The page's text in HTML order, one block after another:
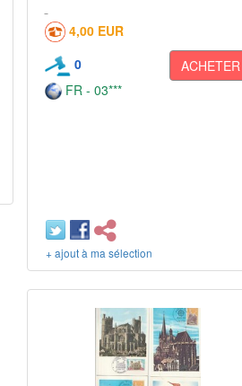
4,00 EUR
0
ACHETER
FR - 03***
+ ajout à ma sélection